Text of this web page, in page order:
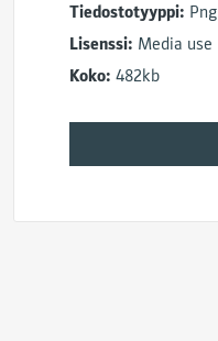
Tiedostotyyppi: Png
Lisenssi: Media use
Koko: 482kb